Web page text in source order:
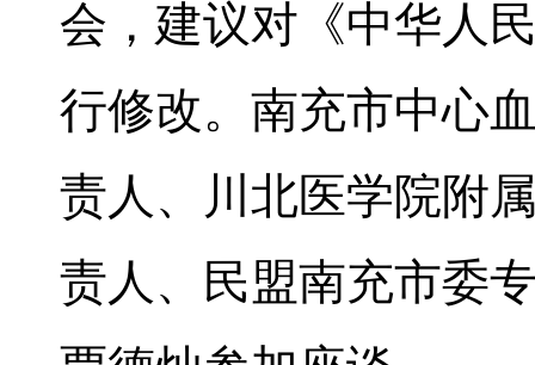
会，建议对《中华人
行修改。南充市中心
责人、川北医学院附
责人、民盟南充市委